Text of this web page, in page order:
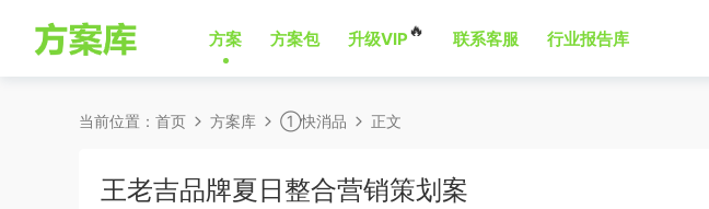
方案 方案包 升级VIP🔥 联系客服 行业报告库
当前位置： 首页 方案库 ①快消品 正文
王老吉品牌夏日整合营销策划案